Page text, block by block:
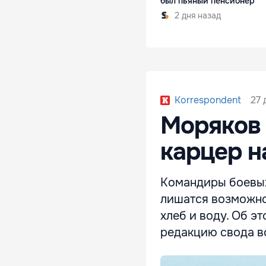
2 дня назад
Korrespondent 27
карцер
Командиры
лишатся
хлеб и воду. Об
редакцию свода